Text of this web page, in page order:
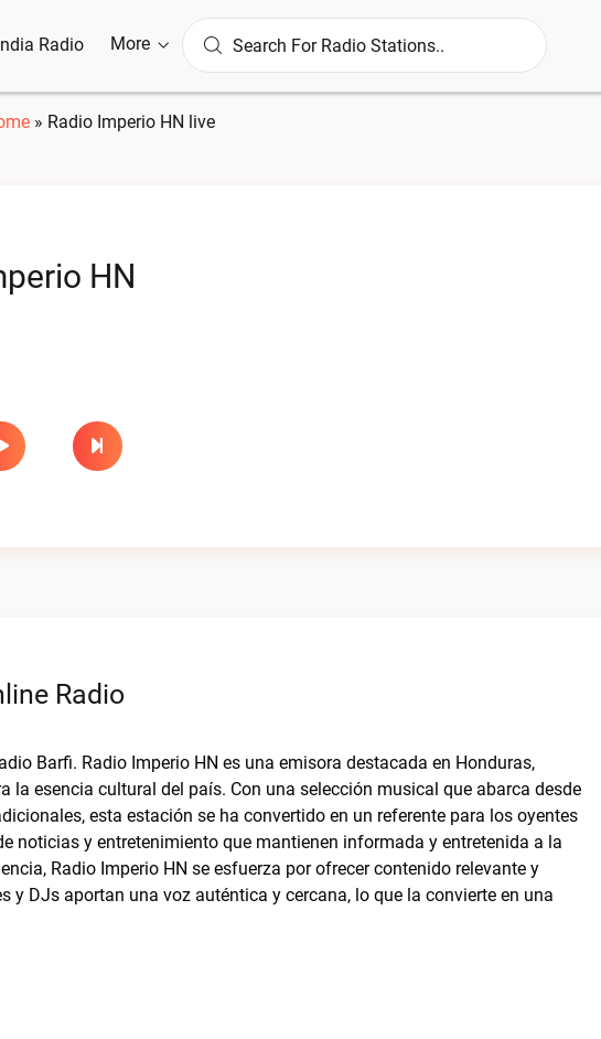
Radio More
» Radio Imperio HN live
HN
Radio
Barfi. Radio Imperio HN es una emisora destacada en Honduras,
la esencia cultural del país. Con una selección musical que abarca desde
esta estación se ha convertido en un referente para los oyentes
noticias y entretenimiento que mantienen informada y entretenida a la
Radio Imperio HN se esfuerza por ofrecer contenido relevante y
y DJs aportan una voz auténtica y cercana, lo que la convierte en una